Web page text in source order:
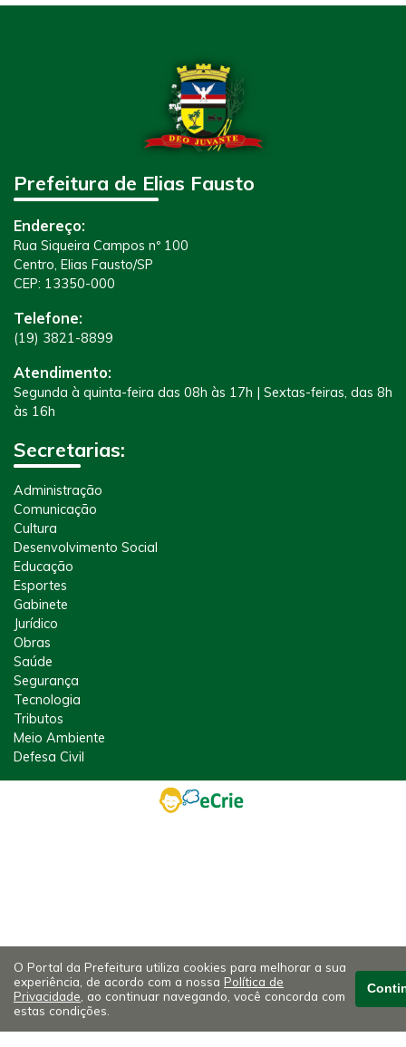
Prefeitura de Elias Fausto
Endereço:
Rua Siqueira Campos nº 100
Centro, Elias Fausto/SP
CEP: 13350-000
Telefone:
(19) 3821-8899
Atendimento:
Segunda à quinta-feira das 08h às 17h | Sextas-feiras, das 8h
às 16h
Secretarias:
Administração
Comunicação
Cultura
Desenvolvimento Social
Educação
Esportes
Gabinete
Jurídico
Obras
Saúde
Segurança
Tecnologia
Tributos
Meio Ambiente
Defesa Civil
O Portal da Prefeitura utiliza cookies para melhorar a sua
experiência, de acordo com a nossa Política de
Privacidade , ao continuar navegando, você concorda com
estas condições.